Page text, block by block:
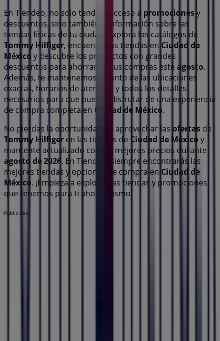
En Tiendeo, no solo tendrás acceso a promocionesy
descuentos, sino también a información sobre las
tiendas físicas de tu ciudad. Explora los catálogos de
Tommy Hilfiger, encuentra las tiendas en Ciudad de
México y descubre los productos con grandes
descuentos para ahorrar en tus compras este agosto.
Además, te mantenemos al tanto de las ubicaciones
exactas, horarios de atención y todos los detalles
necesarios para que puedas disfrutar de una experiencia
de compra completa en Ciudad de México.
No pierdas la oportunidad de aprovechar las ofertas de
Tommy Hilfiger en las tiendas de Ciudad de México y
mantente actualizado con los mejores precios durante
agosto de 2026. En Tiendeo, siempre encontrarás las
mejores tiendas y opciones de compra en Ciudad de
México. ¡Empieza a explorar las tiendas y promociones
que tenemos para ti ahora mismo!
Publicidad